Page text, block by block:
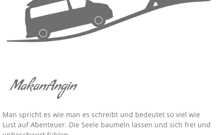
MakanAngin
Man spricht es wie man es schreibt und bedeutet so viel wie
Lust auf Abenteuer. Die Seele baumeln lassen und sich frei und